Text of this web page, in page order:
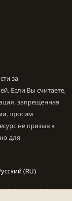
за
Если Вы считаете,
запрещенная
просим
не призыв к
для
(RU)